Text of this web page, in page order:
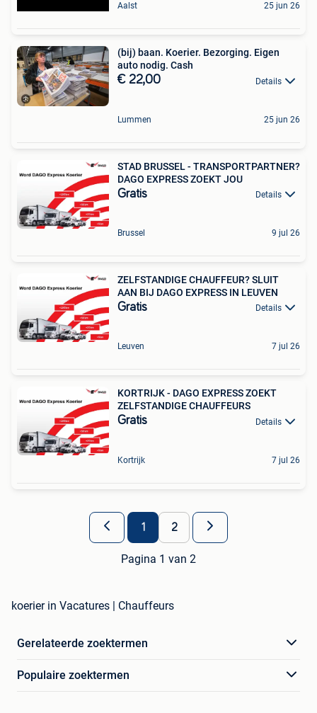
Aalst 25 jun 26
(bij) baan. Koerier. Bezorging. Eigen
auto nodig. Cash
€ 22,00 Details
Lummen 25 jun 26
STAD BRUSSEL - TRANSPORTPARTNER?
DAGO EXPRESS ZOEKT JOU
Gratis Details
Brussel 9 jul 26
ZELFSTANDIGE CHAUFFEUR? SLUIT
AAN BIJ DAGO EXPRESS IN LEUVEN
Gratis Details
Leuven 7 jul 26
KORTRIJK - DAGO EXPRESS ZOEKT
ZELFSTANDIGE CHAUFFEURS
Gratis Details
Kortrijk 7 jul 26
1 2
Pagina 1 van 2
koerier in Vacatures | Chauffeurs
Gerelateerde zoektermen
Populaire zoektermen